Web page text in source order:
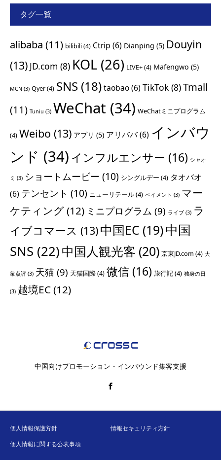
タグ一覧
alibaba (11) bilibili(4) Ctrip (6) Dianping (5) Douyin
(13) JD.com (8) KOL (26) LIVE+(4) Mafengwo (5)
MCN (3) Qyer(4) SNS (18)taobao(6) TikTok (8)Tmall
(11) Tuniu (3) WeChat (34) WeChatミニプログラム
(4) Weibo (13) アプリ (5) アリババ(6) インバウ
ンド (34) インフルエンサー (16) シャオ
ミ (3) ショートムービー (10) シングルデー (4) タオバオ
(6) テンセント (10) ニューリテール(4) ペイメント (3) マー
ケティング(12) ミニプログラム (9) ライブ (3) ラ
イブコマース (13)中国EC (19)中国
SNS (22)中国人観光客 (20) 京東JD.com (4) 大
衆点評 (3) 天猫 (9) 天猫国際(4) 微信 (16) 旅行記(4) 独身の日
(3) 越境EC(12)
中国向けプロモーション・インバウンド集客支援
個人情報保護方針
情報セキュリティ方針
個人情報に関する公表事項